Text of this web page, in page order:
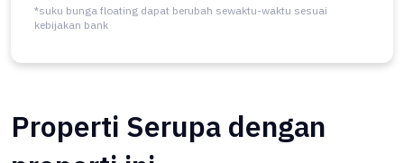
*suku bunga floating dapat berubah sewaktu-waktu sesuai
kebijakan bank
Properti Serupa dengan